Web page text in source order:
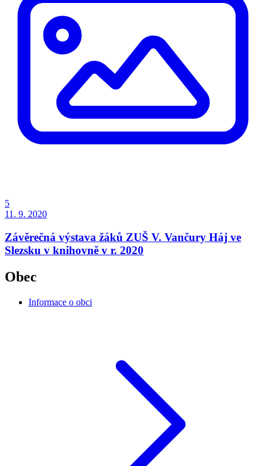
5
11. 9. 2020
Závěrečná výstava žáků ZUŠ V. Vančury Háj ve
Slezsku v knihovně v r. 2020
Obec
Informace o obci